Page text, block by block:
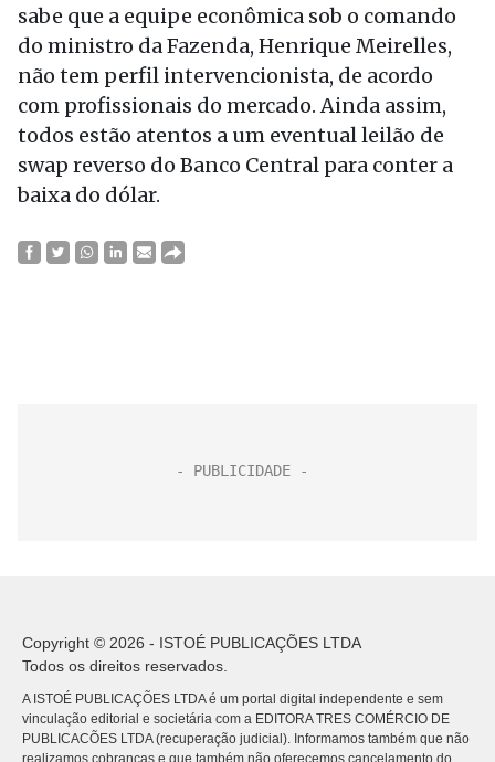
sabe que a equipe econômica sob o comando
do ministro da Fazenda, Henrique Meirelles,
não tem perfil intervencionista, de acordo
com profissionais do mercado. Ainda assim,
todos estão atentos a um eventual leilão de
swap reverso do Banco Central para conter a
baixa do dólar.
Copyright © 2026 - ISTOÉ PUBLICAÇÕES LTDA
Todos os direitos reservados.
A ISTOÉ PUBLICAÇÕES LTDA é um portal digital independente e sem
vinculação editorial e societária com a EDITORA TRES COMÉRCIO DE
PUBLICACÕES LTDA (recuperação judicial). Informamos também que não
realizamos cobranças e que também não oferecemos cancelamento do